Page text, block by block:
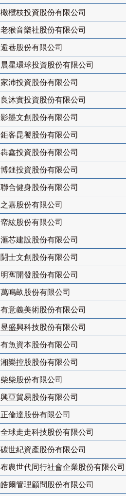
橄欖枝投資股份有限公司
老猴音樂社股份有限公司
逅巷股份有限公司
晨星環球投資股份有限公司
家沛投資股份有限公司
良沐實投資股份有限公司
影墨文創股份有限公司
鉅客昆饕股份有限公司
犇鑫投資股份有限公司
博鋰投資股份有限公司
聯合健身股份有限公司
之嘉股份有限公司
帟紘股份有限公司
滙芯建設股份有限公司
鬪士文創股份有限公司
明寯開發股份有限公司
萬鳴畝股份有限公司
有意義美術股份有限公司
昱盛興科技股份有限公司
有魚資本股份有限公司
湘樂控股股份有限公司
柴柴股份有限公司
興亞貿易股份有限公司
正倫達股份有限公司
全球走走科技股份有限公司
碳世紀資產股份有限公司
布農世代同行社會企業股份有限公司
皓爾管理顧問股份有限公司